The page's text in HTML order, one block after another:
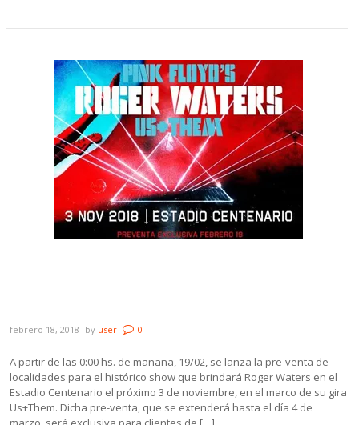
febrero 18, 2018 by user 0
A partir de las 0:00 hs. de mañana, 19/02, se lanza la pre-venta de
localidades para el histórico show que brindará Roger Waters en el
Estadio Centenario el próximo 3 de noviembre, en el marco de su gira
Us+Them. Dicha pre-venta, que se extenderá hasta el día 4 de